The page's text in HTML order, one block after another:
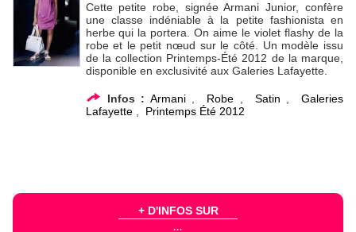
Cette petite robe, signée Armani Junior, confère
une classe indéniable à la petite fashionista en
herbe qui la portera. On aime le violet flashy de la
robe et le petit nœud sur le côté. Un modèle issu
de la collection Printemps-Été 2012 de la marque,
disponible en exclusivité aux Galeries Lafayette.
Infos : Armani, Robe Satin ,Galeries
Lafayette, Printemps Été 2012
+ D'INFOS SUR
...